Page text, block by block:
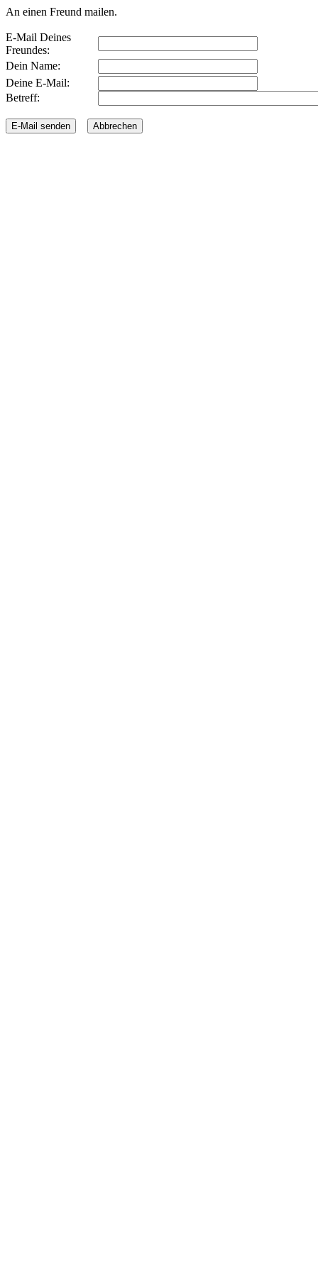
An einen Freund mailen.
E-Mail Deines
Freundes:
Dein Name:
Deine E-Mail:
Betreff: